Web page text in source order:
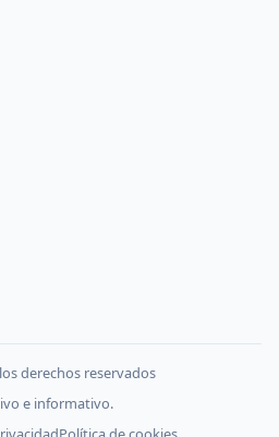
derechos reservados
e informativo.